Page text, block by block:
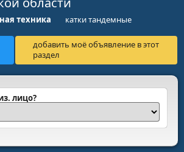
техника катки тандемные
добавить моё объявление в этот
раздел
лицо?